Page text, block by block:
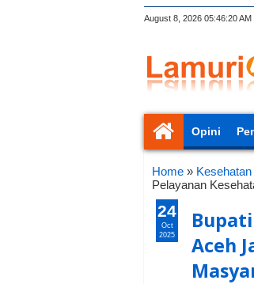
August 8, 2026 05:46:21 AM
Opini
Home » Kesehatan
Pelayanan
Aceh
24
Oct
2025